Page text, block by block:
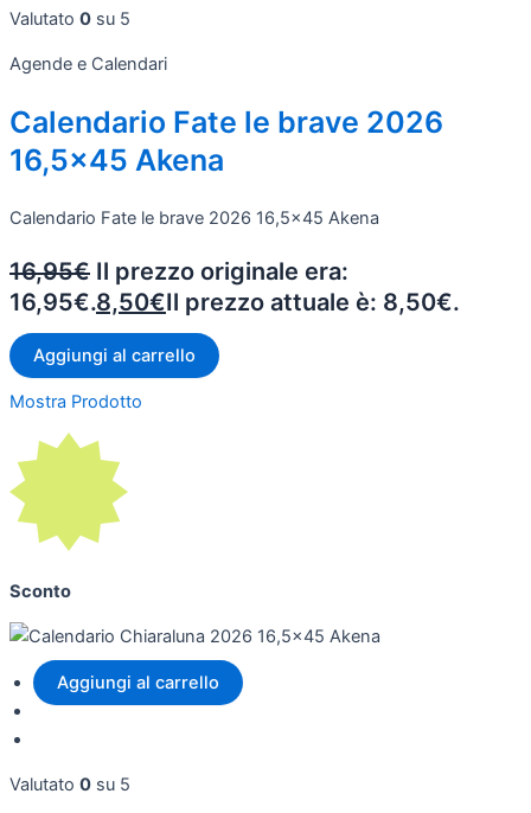
Valutato 0 su 5
Agende e Calendari
Calendario Fate le brave 2026
16,5x45 Akena
Calendario Fate le brave 2026 16,5x45 Akena
16,95€ Il prezzo originale era:
16,95€.8,50€Il prezzo attuale è: 8,50€.
Aggiungi al carrello
Mostra Prodotto
Sconto
Aggiungi al carrello
Valutato 0 su 5